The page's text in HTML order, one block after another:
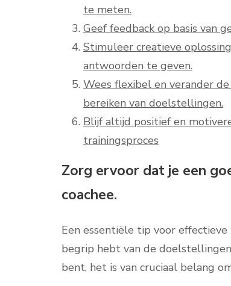
te meten.
Geef feedback op basis van
Stimuleer creatieve
antwoorden te geven.
Wees flexibel en verander
bereiken van doelstellingen.
Blijf altijd positief en
trainingsproces
Zorg ervoor dat je een
coachee.
Een essentiële tip voor
begrip hebt van de
bent, het is van cruciaal belang